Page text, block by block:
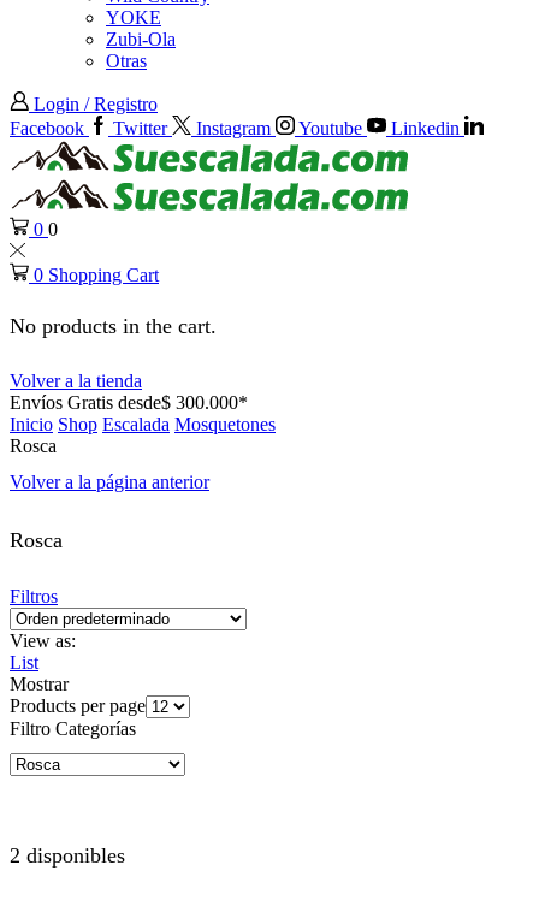
YOKE
Zubi-Ola
Otras
Login / Registro
Facebook
Twitter Instagram Youtube Linkedin
0 0
0 Shopping Cart
No products in the cart.
Volver a la tienda
Envíos Gratis desde$ 300.000*
Inicio Shop Escalada Mosquetones
Rosca
Volver a la página anterior
Rosca
Filtros
View as:
List
Mostrar
Products per page
Filtro Categorías
2 disponibles